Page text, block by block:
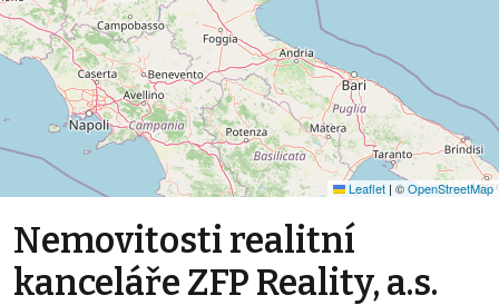
Leaflet | ©OpenStreetMap
Nemovitosti realitní
kanceláře ZFP Reality, a.s.